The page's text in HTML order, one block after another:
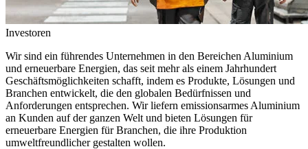
Investoren
Wir sind ein führendes Unternehmen in den Bereichen Aluminium
und erneuerbare Energien, das seit mehr als einem Jahrhundert
Geschäftsmöglichkeiten schafft, indem es Produkte, Lösungen und
Branchen entwickelt, die den globalen Bedürfnissen und
Anforderungen entsprechen. Wir liefern emissionsarmes Aluminium
an Kunden auf der ganzen Welt und bieten Lösungen für
erneuerbare Energien für Branchen, die ihre Produktion
umweltfreundlicher gestalten wollen.